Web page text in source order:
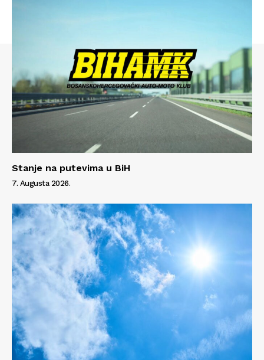
Info
O nama
Kontakt
Impressum
Stanje na putevima u BiH
7. Augusta 2026.